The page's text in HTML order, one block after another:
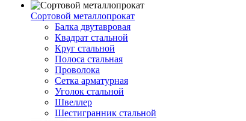
Сортовой металлопрокат
Балка двутавровая
Квадрат стальной
Круг стальной
Полоса стальная
Проволока
Сетка арматурная
Уголок стальной
Швеллер
Шестигранник стальной